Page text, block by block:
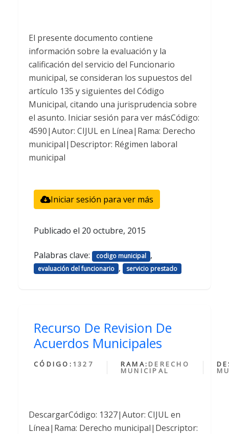
El presente documento contiene
información sobre la evaluación y la
calificación del servicio del Funcionario
municipal, se consideran los supuestos del
artículo 135 y siguientes del Código
Municipal, citando una jurisprudencia sobre
el asunto. Iniciar sesión para ver másCódigo:
4590|Autor: CIJUL en Línea|Rama: Derecho
municipal|Descriptor: Régimen laboral
municipal
Iniciar sesión para ver más
Publicado el 20 octubre, 2015
Palabras clave: codigo municipal ,
evaluación del funcionario , servicio prestado
Recurso De Revision De
Acuerdos Municipales
CÓDIGO: 1327 RAMA: DERECHO
MUNICIPAL
DescargarCódigo: 1327|Autor: CIJUL en
Línea|Rama: Derecho municipal|Descriptor: